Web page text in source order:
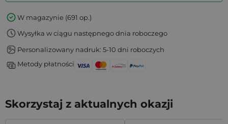
W magazynie (691 op.)
Wysyłka w ciągu następnego dnia roboczego
Personalizowany nadruk: 5-10 dni roboczych
Metody płatności
Skorzystaj z aktualnych okazji